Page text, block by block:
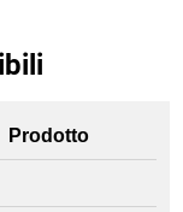
Prodotto